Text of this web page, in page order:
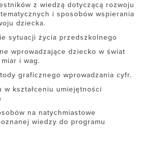
z wiedzą dotyczącą rozwoju
i sposobów wspierania
dziecka.
sytuacji życia przedszkolnego
wprowadzające dziecko w świat
i wag.
graficznego wprowadzania cyfr.
w kształceniu umiejętności
na natychmiastowe
wiedzy do programu